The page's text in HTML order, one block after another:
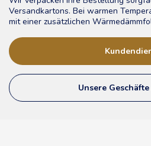
Versandkartons. Bei warmen
mit einer zusätzlichen
Unsere